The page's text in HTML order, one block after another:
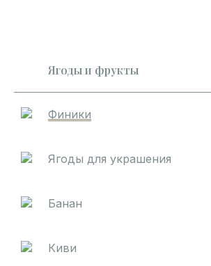
Ягоды и фрукты
Финики
Ягоды для украшения
Банан
Киви